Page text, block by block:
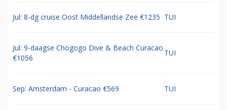
Jul: 8-dg cruise Oost Middellandse Zee €1235 TUI
Jul: 9-daagse Chogogo Dive & Beach Curacao
€1056
TUI
Sep: Amsterdam - Curacao €569 TUI